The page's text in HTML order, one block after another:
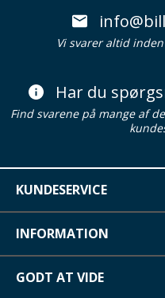
Vi svarer altid
Har du
Find svarene på mange af
KUNDESERVICE
INFORMATION
GODT AT VIDE